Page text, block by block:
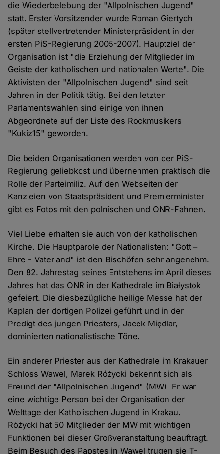
die Wiederbelebung der "Allpolnischen Jugend"
statt. Erster Vorsitzender wurde Roman Giertych
(später stellvertretender Ministerpräsident in der
ersten PiS-Regierung 2005-2007). Hauptziel der
Organisation ist "die Erziehung der Mitglieder im
Geiste der katholischen und nationalen Werte". Die
Aktivisten der "Allpolnischen Jugend" sind seit
Jahren in der Politik tätig. Bei den letzten
Parlamentswahlen sind einige von ihnen
Abgeordnete auf der Liste des Rockmusikers
"Kukiz15" geworden.
Die beiden Organisationen werden von der PiS-
Regierung geliebkost und übernehmen praktisch die
Rolle der Parteimiliz. Auf den Webseiten der
Kanzleien von Staatspräsident und Premierminister
gibt es Fotos mit den polnischen und ONR-Fahnen.
Viel Liebe erhalten sie auch von der katholischen
Kirche. Die Hauptparole der Nationalisten: "Gott –
Ehre - Vaterland" ist den Bischöfen sehr angenehm.
Den 82. Jahrestag seines Entstehens im April dieses
Jahres hat das ONR in der Kathedrale im Białystok
gefeiert. Die diesbezügliche heilige Messe hat der
Kaplan der dortigen Polizei geführt und in der
Predigt des jungen Priesters, Jacek Międlar,
dominierten nationalistische Töne.
Ein anderer Priester aus der Kathedrale im Krakauer
Schloss Wawel, Marek Różycki bekennt sich als
Freund der "Allpolnischen Jugend" (MW). Er war
eine wichtige Person bei der Organisation der
Welttage der Katholischen Jugend in Krakau.
Różycki hat 50 Mitglieder der MW mit wichtigen
Funktionen bei dieser Großveranstaltung beauftragt.
Beim Besuch des Papstes in Wawel trugen sie T-